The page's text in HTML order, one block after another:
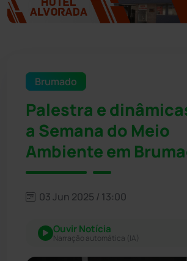
Brumado
Palestra e
a Semana do Meio
Ambiente em
03 Jun 2025 / 13:00
Ouvir Notícia
Narração automática (IA)